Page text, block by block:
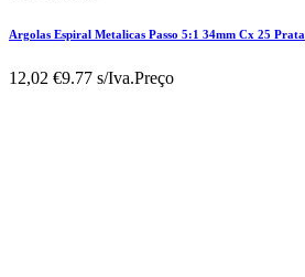
Argolas Espiral Metalicas Passo 5:1 34mm Cx 25 Prata
12,02 €9.77 s/Iva.Preço